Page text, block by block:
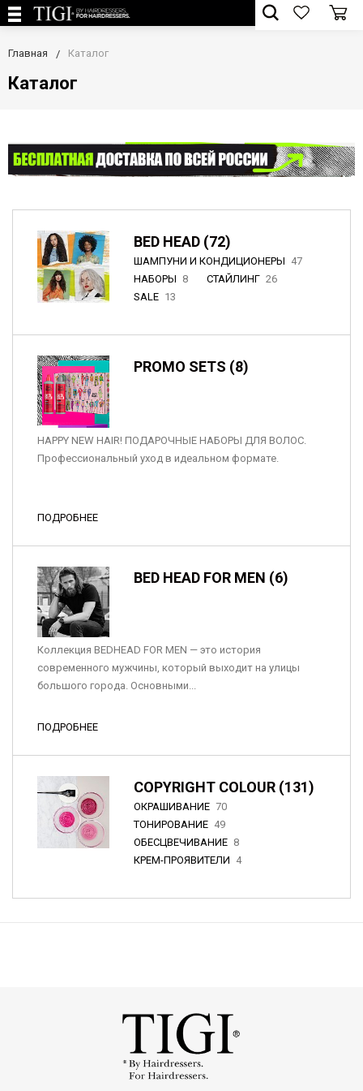
Главная Каталог
Каталог
BED HEAD (72)
ШАМПУНИ И КОНДИЦИОНЕРЫ 47
НАБОРЫ 8 СТАЙЛИНГ 26
SALE 13
PROMO SETS (8)
HAPPY NEW HAIR! ПОДАРОЧНЫЕ НАБОРЫ ДЛЯ ВОЛОС.
Профессиональный уход в идеальном формате.
ПОДРОБНЕЕ
BED HEAD FOR MEN (6)
Коллекция BEDHEAD FOR MEN — это история
современного мужчины, который выходит на улицы
большого города. Основными...
ПОДРОБНЕЕ
COPYRIGHT COLOUR (131)
ОКРАШИВАНИЕ 70
ТОНИРОВАНИЕ 49
ОБЕСЦВЕЧИВАНИЕ 8
КРЕМ-ПРОЯВИТЕЛИ 4